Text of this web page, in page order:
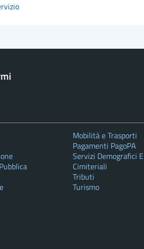
Mobilità e Trasporti
Pagamenti PagoPA
Servizi Demografici
Cimiteriali
Tributi
Turismo